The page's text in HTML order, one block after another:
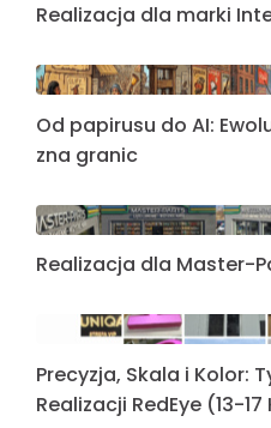
Realizacja dla marki
Od papirusu do AI:
zna granic
Realizacja dla Master-
Precyzja, Skala i Kolor:
Realizacji RedEye (13-